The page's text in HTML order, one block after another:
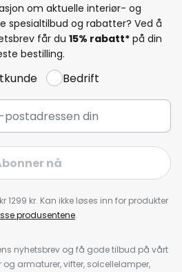
om aktuelle interiør- og
spesialtilbud og rabatter? Ved å
får du 15% rabatt* på din
bestilling.
Bedrift
nå
1299 kr. Kan ikke løses inn for produkter
produsentene.
nyhetsbrev og få gode tilbud på vårt
armaturer, vifter, solcellelamper,